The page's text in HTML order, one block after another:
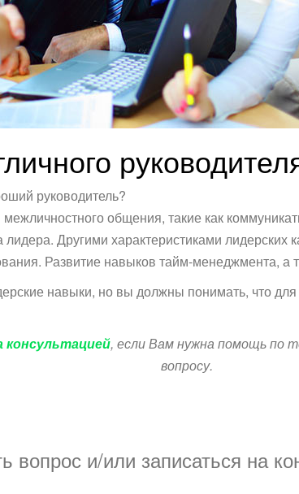
руководитель?
общения, такие как
лидера. Другими характеристиками
Развитие навыков тайм-менеджмента,
навыки, но вы должны понимать, что
консультацией, если Вам нужна помощь по
вопросу.
и/или записаться на